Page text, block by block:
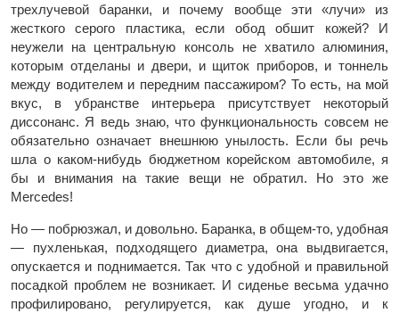
трехлучевой баранки, и почему вообще эти «лучи» из
жесткого серого пластика, если обод обшит кожей? И
неужели на центральную консоль не хватило алюминия,
которым отделаны и двери, и щиток приборов, и тоннель
между водителем и передним пассажиром? То есть, на мой
вкус, в убранстве интерьера присутствует некоторый
диссонанс. Я ведь знаю, что функциональность совсем не
обязательно означает внешнюю унылость. Если бы речь
шла о каком-нибудь бюджетном корейском автомобиле, я
бы и внимания на такие вещи не обратил. Но это же
Mercedes!
Но — побрюзжал, и довольно. Баранка, в общем-то, удобная
— пухленькая, подходящего диаметра, она выдвигается,
опускается и поднимается. Так что с удобной и правильной
посадкой проблем не возникает. И сиденье весьма удачно
профилировано, регулируется, как душе угодно, и к